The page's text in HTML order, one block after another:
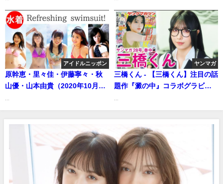
（2023年11月12日） | 講談社ヤ
ンマガchさんより
チューブさんより
アイドルニッポン
原幹恵・里々佳・伊藤寧々・秋
山優・山本由貴（2020年10月31
YouTubeチャンネルさんより
ヤンマガ
三橋くん - 【三橋くん】注目の話
題作『澱の中』コラボグラビ
ラエティで話題の三橋くんが完
全再現❤️(Jun 08, 2025) | 講談社
ヤンマガchさんより